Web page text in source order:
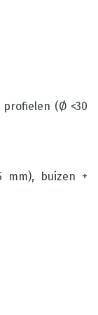
(Ø <30
mm), buizen +